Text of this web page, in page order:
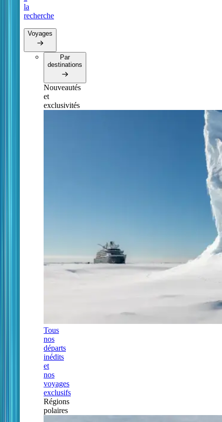
la
recherche
Voyages
Par
destinations
Nouveautés
et
exclusivités
Tous
nos
départs
inédits
et
nos
voyages
exclusifs
Régions
polaires